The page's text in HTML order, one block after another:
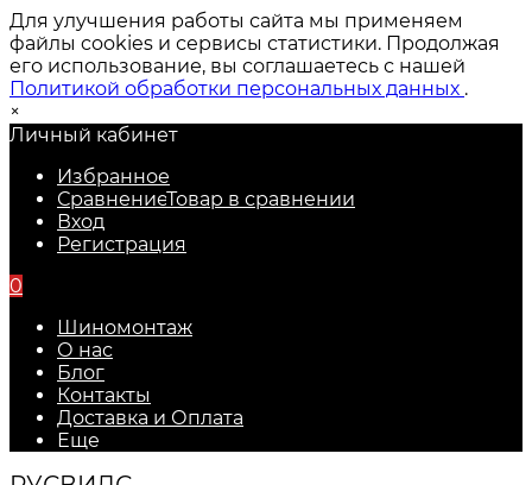
Для улучшения работы сайта мы применяем
файлы cookies и сервисы статистики. Продолжая
его использование, вы соглашаетесь с нашей
Политикой обработки персональных данных .
×
Личный кабинет
Избранное
СравнениеТовар в сравнении
Вход
Регистрация
0
Шиномонтаж
О нас
Блог
Контакты
Доставка и Оплата
Еще